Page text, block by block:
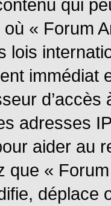
qui
« Forum
lois
immédiat
adresses
aider au
que «
déplace